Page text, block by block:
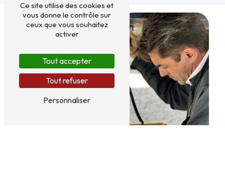
Ce site utilise des cookies et
vous donne le contrôle sur
ceux que vous souhaitez
activer
Tout accepter
Tout refuser
Personnaliser